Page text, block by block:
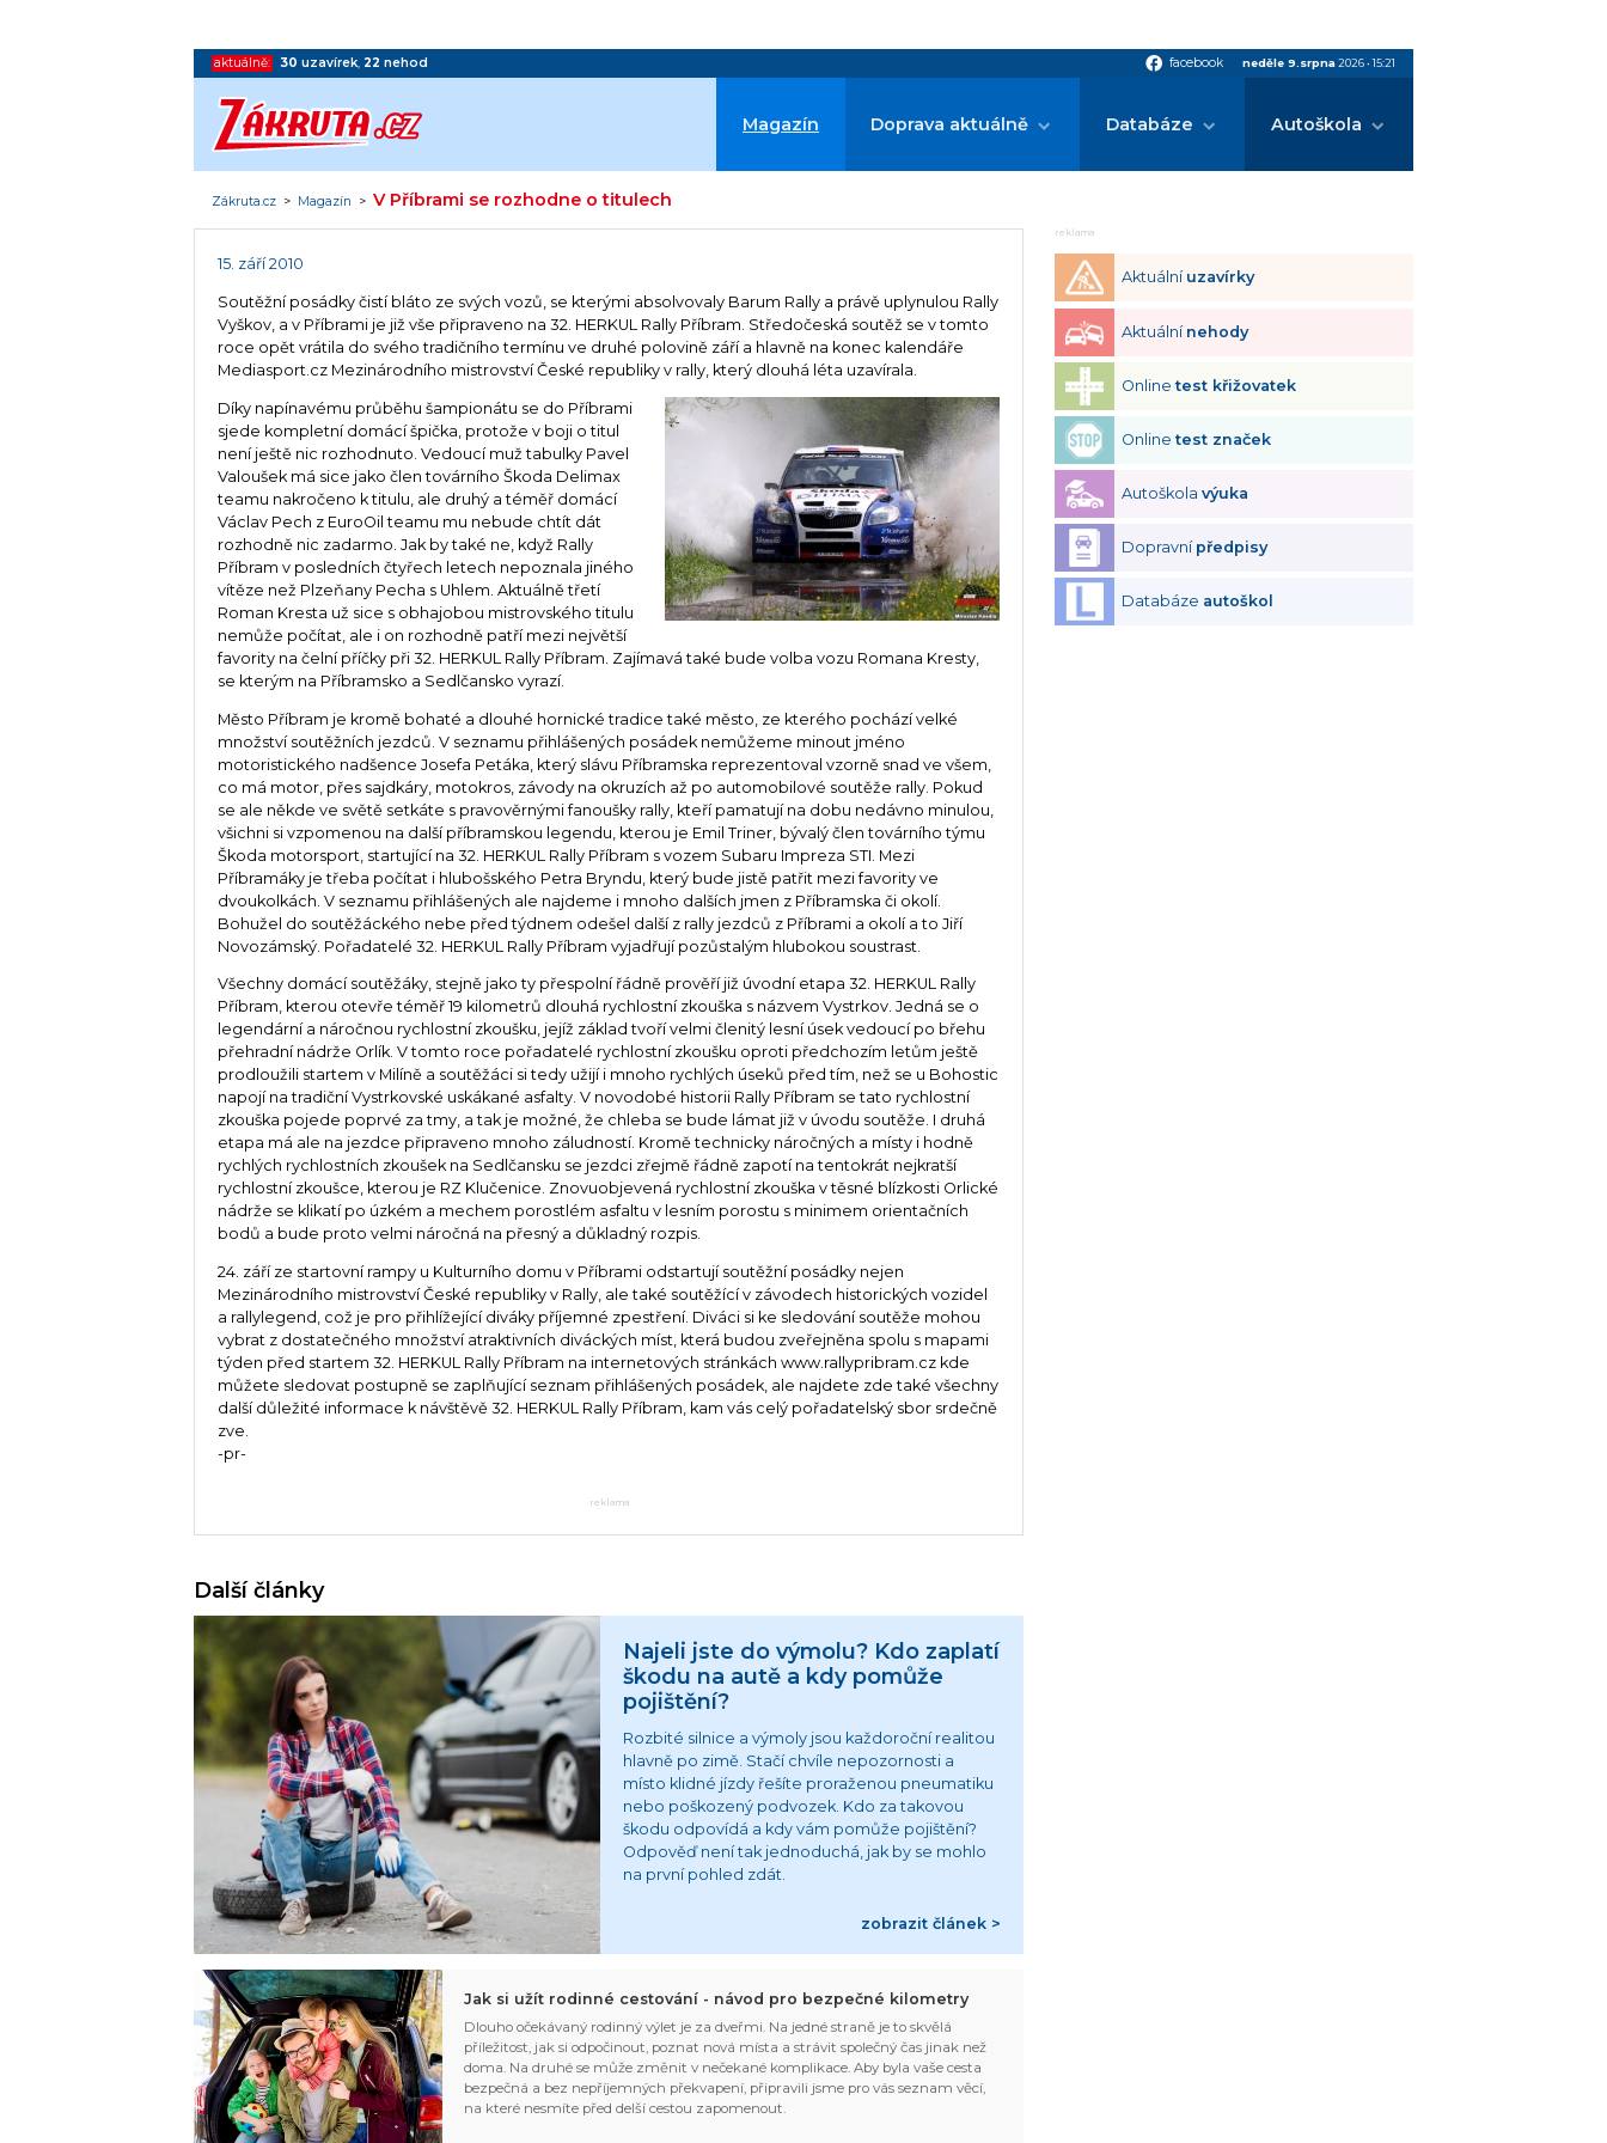
aktuálně: 30 uzavírek,22 nehod facebook facebook neděle 9.srpna 2026•15:21
Magazín Doprava aktuálně Databáze Autoškola
Zákruta.cz > Magazín >V Příbrami se rozhodne o titulech
15. září 2010
Soutěžní posádky čistí bláto ze svých vozů, se kterými absolvovaly Barum Rally a právě uplynulou Rally
Vyškov, a v Příbrami je již vše připraveno na 32. HERKUL Rally Příbram. Středočeská soutěž se v tomto
roce opět vrátila do svého tradičního termínu ve druhé polovině září a hlavně na konec kalendáře
Mediasport.cz Mezinárodního mistrovství České republiky v rally, který dlouhá léta uzavírala.
Díky napínavému průběhu šampionátu se do Příbrami
sjede kompletní domácí špička, protože v boji o titul
není ještě nic rozhodnuto. Vedoucí muž tabulky Pavel
Valoušek má sice jako člen továrního Škoda Delimax
teamu nakročeno k titulu, ale druhý a téměř domácí
Václav Pech z EuroOil teamu mu nebude chtít dát
rozhodně nic zadarmo. Jak by také ne, když Rally
Příbram v posledních čtyřech letech nepoznala jiného
vítěze než Plzeňany Pecha s Uhlem. Aktuálně třetí
Roman Kresta už sice s obhajobou mistrovského titulu
nemůže počítat, ale i on rozhodně patří mezi největší
favority na čelní příčky při 32. HERKUL Rally Příbram. Zajímavá také bude volba vozu Romana Kresty,
se kterým na Příbramsko a Sedlčansko vyrazí.
Město Příbram je kromě bohaté a dlouhé hornické tradice také město, ze kterého pochází velké
množství soutěžních jezdců. V seznamu přihlášených posádek nemůžeme minout jméno
motoristického nadšence Josefa Petáka, který slávu Příbramska reprezentoval vzorně snad ve všem,
co má motor, přes sajdkáry, motokros, závody na okruzích až po automobilové soutěže rally. Pokud
se ale někde ve světě setkáte s pravověrnými fanoušky rally, kteří pamatují na dobu nedávno minulou,
všichni si vzpomenou na další příbramskou legendu, kterou je Emil Triner, bývalý člen továrního týmu
Škoda motorsport, startující na 32. HERKUL Rally Příbram s vozem Subaru Impreza STI. Mezi
Příbramáky je třeba počítat i hlubošského Petra Bryndu, který bude jistě patřit mezi favority ve
dvoukolkách. V seznamu přihlášených ale najdeme i mnoho dalších jmen z Příbramska či okolí.
Bohužel do soutěžáckého nebe před týdnem odešel další z rally jezdců z Příbrami a okolí a to Jiří
Novozámský. Pořadatelé 32. HERKUL Rally Příbram vyjadřují pozůstalým hlubokou soustrast.
Všechny domácí soutěžáky, stejně jako ty přespolní řádně prověří již úvodní etapa 32. HERKUL Rally
Příbram, kterou otevře téměř 19 kilometrů dlouhá rychlostní zkouška s názvem Vystrkov. Jedná se o
legendární a náročnou rychlostní zkoušku, jejíž základ tvoří velmi členitý lesní úsek vedoucí po břehu
přehradní nádrže Orlík. V tomto roce pořadatelé rychlostní zkoušku oproti předchozím letům ještě
prodloužili startem v Milíně a soutěžáci si tedy užijí i mnoho rychlých úseků před tím, než se u Bohostic
napojí na tradiční Vystrkovské uskákané asfalty. V novodobé historii Rally Příbram se tato rychlostní
zkouška pojede poprvé za tmy, a tak je možné, že chleba se bude lámat již v úvodu soutěže. I druhá
etapa má ale na jezdce připraveno mnoho záludností. Kromě technicky náročných a místy i hodně
rychlých rychlostních zkoušek na Sedlčansku se jezdci zřejmě řádně zapotí na tentokrát nejkratší
rychlostní zkoušce, kterou je RZ Klučenice. Znovuobjevená rychlostní zkouška v těsné blízkosti Orlické
nádrže se klikatí po úzkém a mechem porostlém asfaltu v lesním porostu s minimem orientačních
bodů a bude proto velmi náročná na přesný a důkladný rozpis.
24. září ze startovní rampy u Kulturního domu v Příbrami odstartují soutěžní posádky nejen
Mezinárodního mistrovství České republiky v Rally, ale také soutěžící v závodech historických vozidel
a rallylegend, což je pro přihlížející diváky příjemné zpestření. Diváci si ke sledování soutěže mohou
vybrat z dostatečného množství atraktivních diváckých míst, která budou zveřejněna spolu s mapami
týden před startem 32. HERKUL Rally Příbram na internetových stránkách www.rallypribram.cz kde
můžete sledovat postupně se zaplňující seznam přihlášených posádek, ale najdete zde také všechny
další důležité informace k návštěvě 32. HERKUL Rally Příbram, kam vás celý pořadatelský sbor srdečně
zve.
-pr-
reklama
Další články
Najeli jste do výmolu? Kdo zaplatí
škodu na autě a kdy pomůže
pojištění?
Rozbité silnice a výmoly jsou každoroční realitou
hlavně po zimě. Stačí chvíle nepozornosti a
místo klidné jízdy řešíte proraženou pneumatiku
nebo poškozený podvozek. Kdo za takovou
škodu odpovídá a kdy vám pomůže pojištění?
Odpověď není tak jednoduchá, jak by se mohlo
na první pohled zdát.
zobrazit článek >
Jak si užít rodinné cestování - návod pro bezpečné kilometry
Dlouho očekávaný rodinný výlet je za dveřmi. Na jedné straně je to skvělá
příležitost, jak si odpočinout, poznat nová místa a strávit společný čas jinak než
doma. Na druhé se může změnit v nečekané komplikace. Aby byla vaše cesta
bezpečná a bez nepříjemných překvapení, připravili jsme pro vás seznam věcí,
na které nesmíte před delší cestou zapomenout.
reklama
Aktuální uzavírky
Aktuální nehody
Onlinetest křižovatek
Onlinetest značek
Autoškolavýuka
Dopravní předpisy
Databáze autoškol